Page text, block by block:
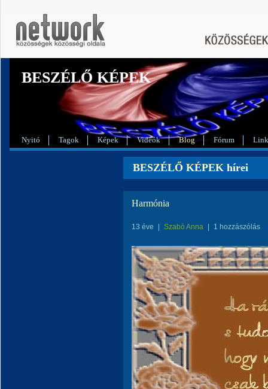
BESZÉLŐ KÉPEK
Nyitó Tagok Képek Videók Blog Fórum
BESZÉLŐ KÉPEK hírei
Harmónia
13 éve Szabó Anna 1 hozzászólás